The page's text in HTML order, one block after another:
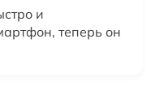
и
теперь он